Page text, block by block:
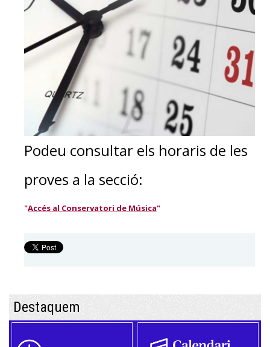
Podeu consultar els horaris de les
proves a la secció:
"Accés al Conservatori de Música"
Destaquem